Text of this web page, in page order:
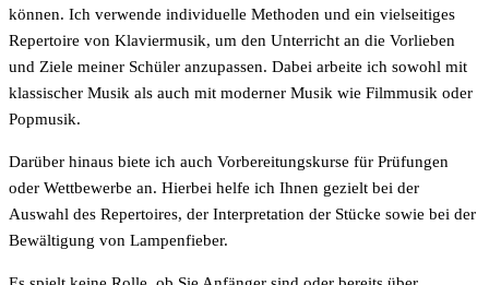
können. Ich verwende individuelle Methoden und ein vielseitiges
Repertoire von Klaviermusik, um den Unterricht an die Vorlieben
und Ziele meiner Schüler anzupassen. Dabei arbeite ich sowohl mit
klassischer Musik als auch mit moderner Musik wie Filmmusik oder
Popmusik.
Darüber hinaus biete ich auch Vorbereitungskurse für Prüfungen
oder Wettbewerbe an. Hierbei helfe ich Ihnen gezielt bei der
Auswahl des Repertoires, der Interpretation der Stücke sowie bei der
Bewältigung von Lampenfieber.